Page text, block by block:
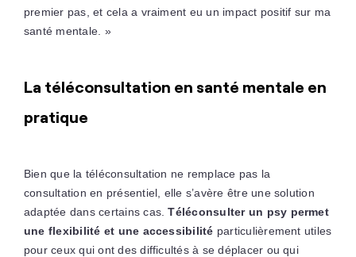
premier pas, et cela a vraiment eu un impact positif sur ma
santé mentale. »
La téléconsultation en santé mentale en
pratique
Bien que la téléconsultation ne remplace pas la
consultation en présentiel, elle s’avère être une solution
adaptée dans certains cas.Téléconsulter un psy permet
une flexibilité et une accessibilité particulièrement utiles
pour ceux qui ont des difficultés à se déplacer ou qui